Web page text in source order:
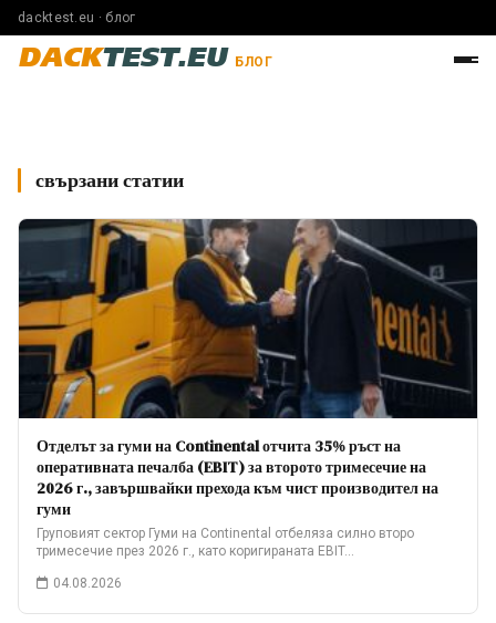
dacktest.eu · блог
DACKTEST.EU БЛОГ
свързани статии
Отделът за гуми на Continental отчита 35% ръст на
оперативната печалба (EBIT) за второто тримесечие на
2026 г., завършвайки прехода към чист производител на
гуми
Груповият сектор Гуми на Continental отбеляза силно второ
тримесечие през 2026 г., като коригираната EBIT…
04.08.2026